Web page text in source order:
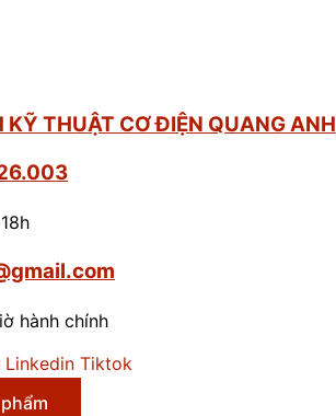
KỸ THUẬT CƠ ĐIỆN QUANG ANH
hành chính
Linkedin Tiktok